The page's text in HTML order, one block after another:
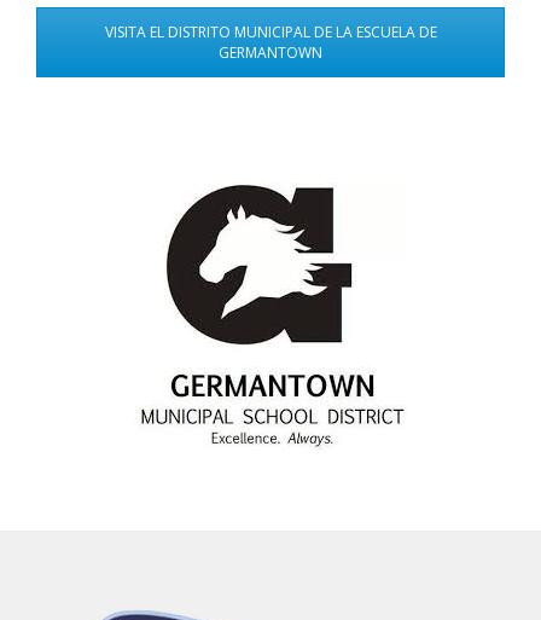
VISITA EL DISTRITO MUNICIPAL DE LA ESCUELA DE
GERMANTOWN